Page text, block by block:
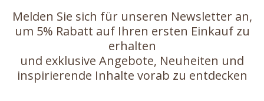
Melden Sie sich für unseren Newsletter an,
um 5% Rabatt auf Ihren ersten Einkauf zu
erhalten
und exklusive Angebote, Neuheiten und
inspirierende Inhalte vorab zu entdecken